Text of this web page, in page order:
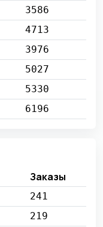
3586
4713
3976
5027
5330
6196
Заказы
241
219